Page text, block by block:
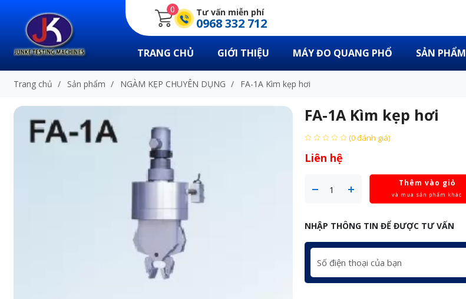
0 Tư vấn miễn phí
0968 332 712
TRANG CHỦ GIỚI THIỆU MÁY ĐO QUANG PHỔ SẢN PHẨM
Trang chủ / Sản phẩm / NGÀM KẸP CHUYÊN DỤNG / FA-1A Kìm kẹp hơi
FA-1A Kìm kẹp hơi
(0 đánh giá)
Liên hệ
Thêm vào giỏ
và mua sản phẩm khác
NHẬP THÔNG TIN ĐỂ ĐƯỢC TƯ VẤN